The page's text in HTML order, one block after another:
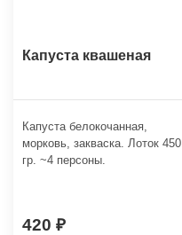
Капуста квашеная
Капуста белокочанная,
морковь, закваска. Лоток 450
гр. ~4 персоны.
420